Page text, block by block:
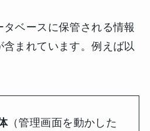
ベースに保管される情報
含まれています。例えば以
（管理画面を動かした